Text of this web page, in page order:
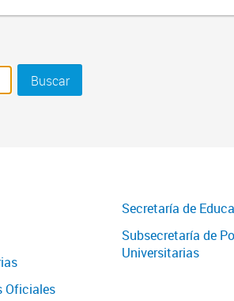
Buscar
Oficiales
Secretaría de
Subsecretaría de
Universitarias